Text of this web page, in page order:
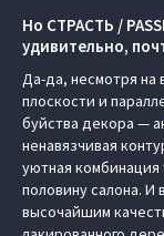
Но СТРАСТЬ /
удивительно,
Да-да, несмотря
плоскости и
буйства декора —
ненавязчивая
уютная
половину салона. И
высочайшим